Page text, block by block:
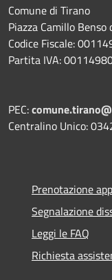
Comune di Tirano
Piazza Camillo Benso
Codice Fiscale:
Partita IVA:
PEC:
Centralino Unico:
Prenotazione
Segnalazione
Leggi le FAQ
Richiesta